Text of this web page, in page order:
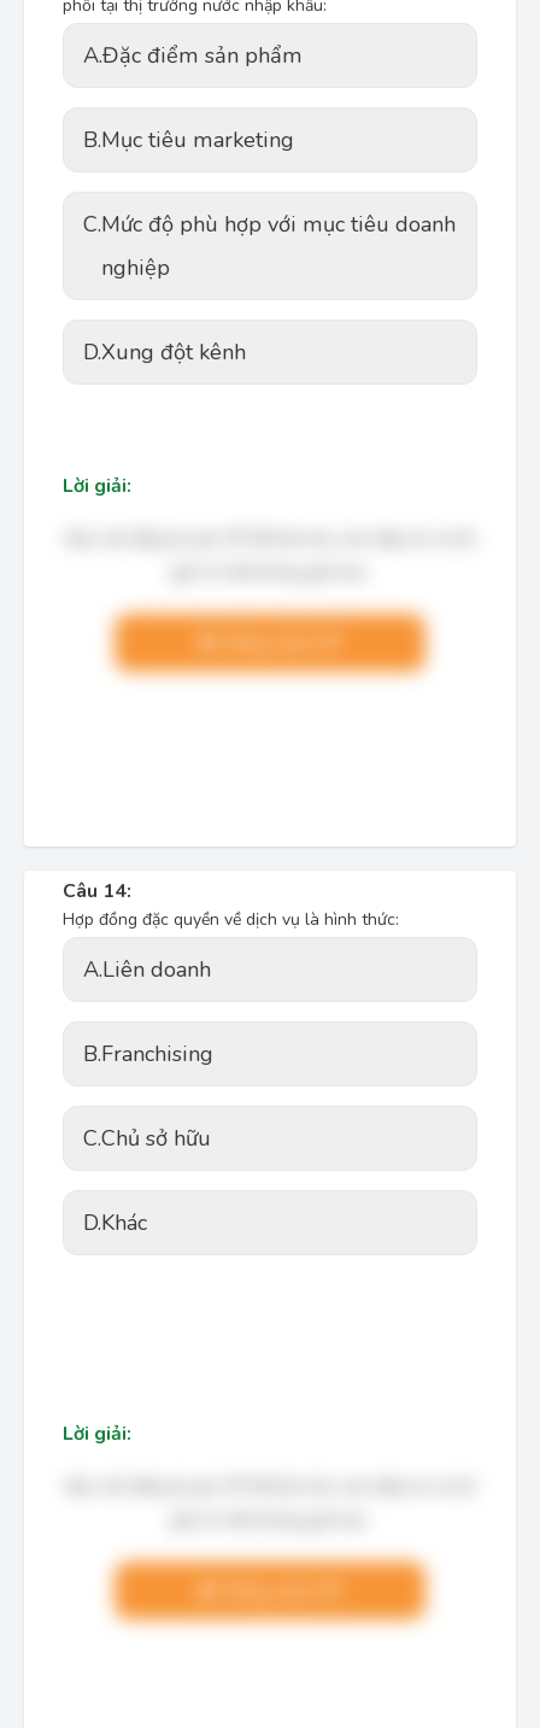
phối tại thị trường nước nhập khẩu:
A.Đặc điểm sản phẩm
B.Mục tiêu marketing
C.Mức độ phù hợp với mục tiêu doanh
nghiệp
D.Xung đột kênh
Lời giải:
Câu 14:
Hợp đồng đặc quyền về dịch vụ là hình thức:
A.Liên doanh
B.Franchising
C.Chủ sở hữu
D.Khác
Lời giải: